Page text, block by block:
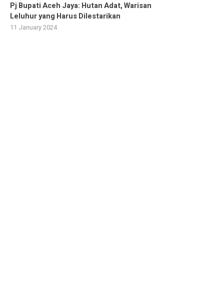
Pj Bupati Aceh Jaya: Hutan Adat, Warisan
Leluhur yang Harus Dilestarikan
11 January 2024